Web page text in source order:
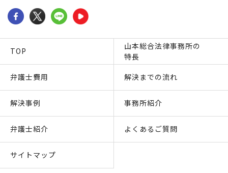
TOP
山本総合法律事務所の
特長
弁護士費用 解決までの流れ
解決事例 事務所紹介
弁護士紹介 よくあるご質問
サイトマップ